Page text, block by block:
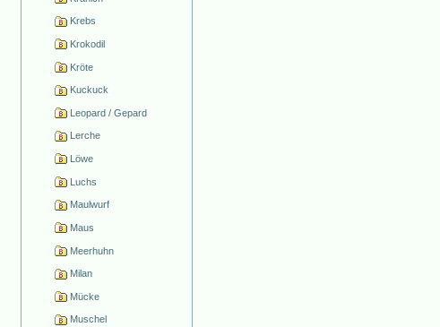
Krebs
Krokodil
Kröte
Kuckuck
Leopard / Gepard
Lerche
Löwe
Luchs
Maulwurf
Maus
Meerhuhn
Milan
Mücke
Muschel